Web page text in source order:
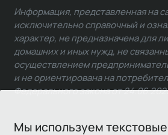
Мы используем
Информация, представленная на
исключительно справочный и
характер, не предназначена для
домашних и иных нужд, не
осуществлением
и не ориентирована на
Федерального закона от